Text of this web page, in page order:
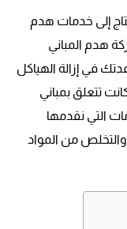
إلى خدمات هدم
هدم المباني
في إزالة الهياكل
تتعلق بمباني
التي نقدمها
والتخلص من المواد